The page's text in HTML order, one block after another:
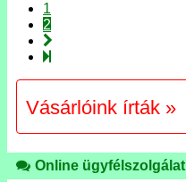
1
2
Vásárlóink írták »
Online ügyfélszolgálat